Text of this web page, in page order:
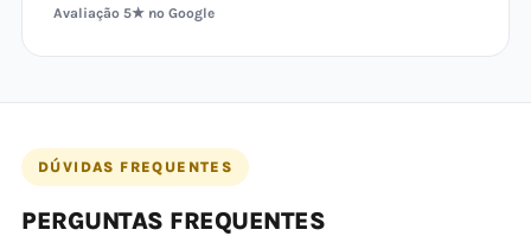
Avaliação 5★ no Google
DÚVIDAS FREQUENTES
PERGUNTAS FREQUENTES